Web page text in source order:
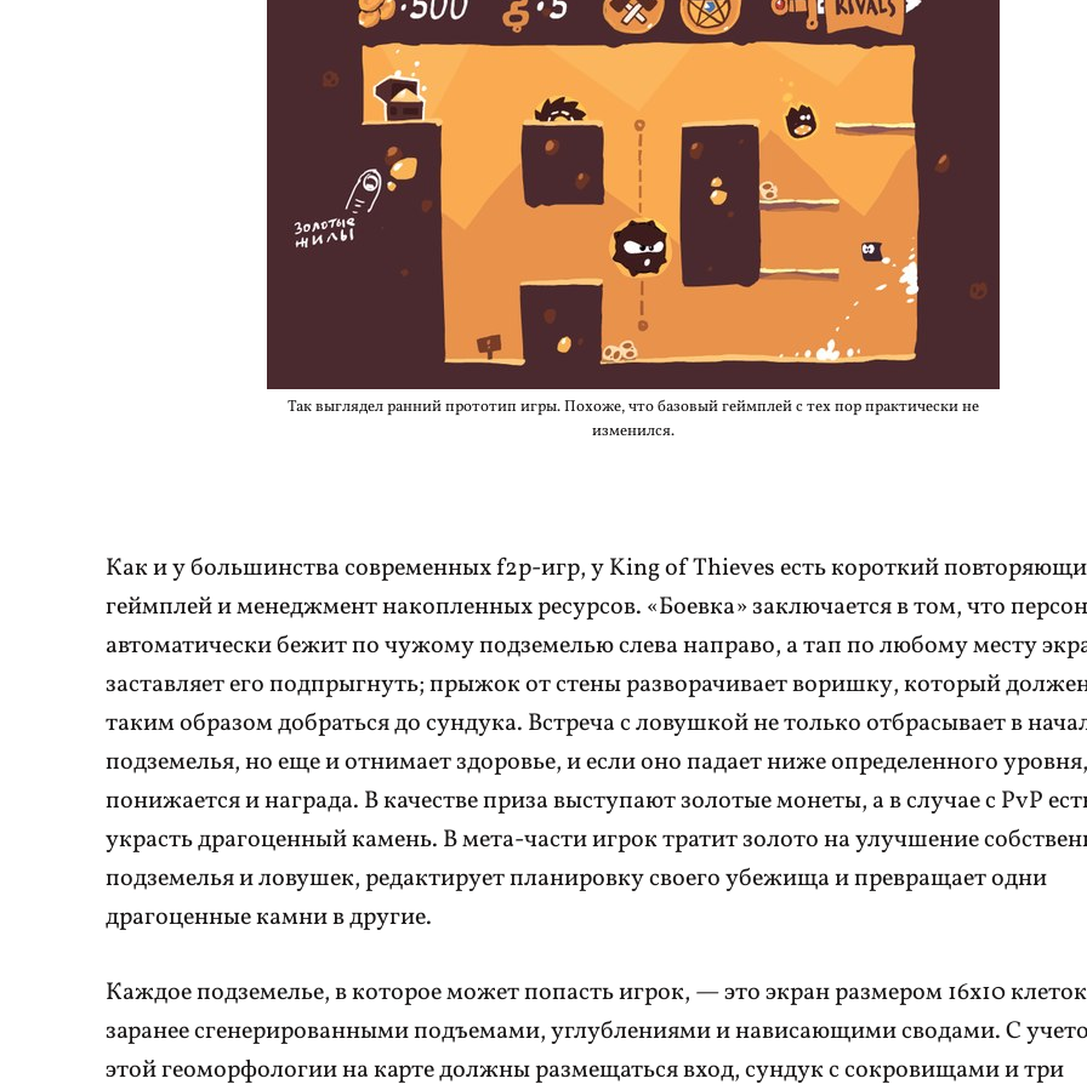
Так выглядел ранний прототип игры. Похоже, что базовый геймплей с тех пор практически не
изменился.
Как и у большинства современных f2p-игр, у King of Thieves есть короткий
геймплей и менеджмент накопленных ресурсов. «Боевка» заключается в том, что
автоматически бежит по чужому подземелью слева направо, а тап по любому месту
заставляет его подпрыгнуть; прыжок от стены разворачивает воришку, который
таким образом добраться до сундука. Встреча с ловушкой не только отбрасывает в
подземелья, но еще и отнимает здоровье, и если оно падает ниже определенного уровня,
понижается и награда. В качестве приза выступают золотые монеты, а в случае с PvP
украсть драгоценный камень. В мета-части игрок тратит золото на улучшение
подземелья и ловушек, редактирует планировку своего убежища и превращает одни
драгоценные камни в другие.
Каждое подземелье, в которое может попасть игрок, — это экран размером 16х10
заранее сгенерированными подъемами, углублениями и нависающими сводами. С
этой геоморфологии на карте должны размещаться вход, сундук с сокровищами и три